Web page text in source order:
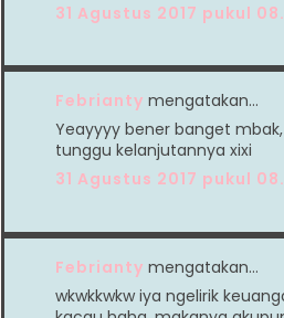
31 Agustus 2017 pukul
Febrianty mengatakan…
Yeayyyy bener banget
tunggu kelanjutannya xixi
31 Agustus 2017 pukul
Febrianty mengatakan…
wkwkkwkw iya ngelirik